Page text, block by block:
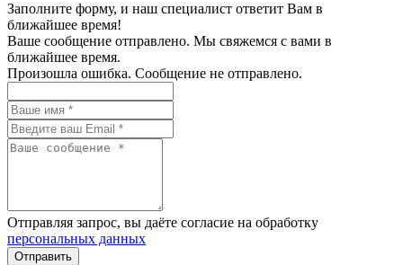
Заполните форму, и наш специалист ответит Вам в
ближайшее время!
Ваше сообщение отправлено. Мы свяжемся с вами в
ближайшее время.
Произошла ошибка. Сообщение не отправлено.
Отправляя запрос, вы даёте согласие на обработку
персональных данных